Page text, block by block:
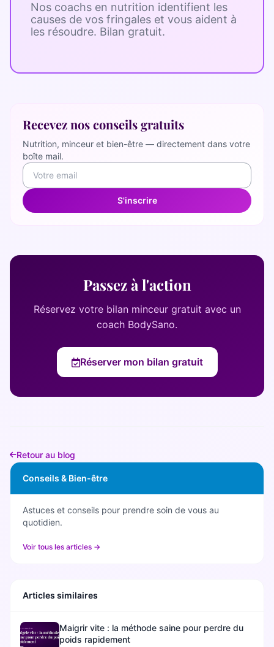
Nos coachs en nutrition identifient les
causes de vos fringales et vous aident à
les résoudre. Bilan gratuit.
Recevez nos conseils gratuits
Nutrition, minceur et bien-être — directement dans votre
boîte mail.
S'inscrire
Passez à l'action
Réservez votre bilan minceur gratuit avec un
coach BodySano.
Réserver mon bilan gratuit
Retour au blog
Conseils & Bien-être
Astuces et conseils pour prendre soin de vous au
quotidien.
Voir tous les articles →
Articles similaires
Maigrir vite : la méthode saine pour perdre du
poids rapidement